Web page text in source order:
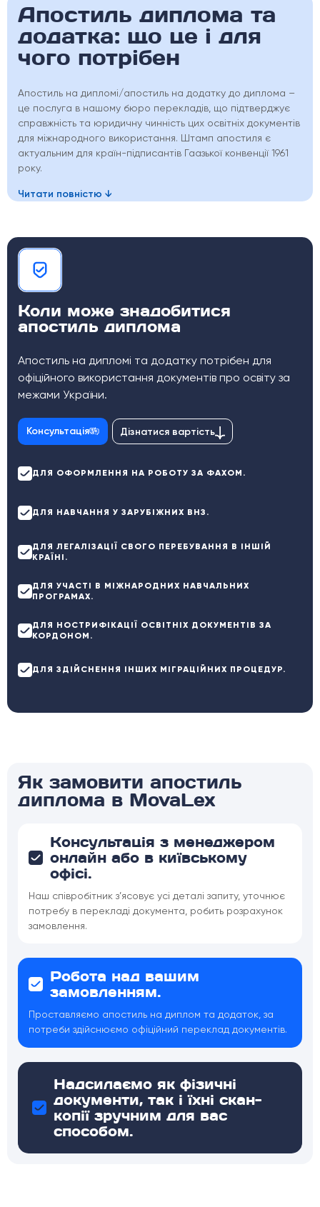
Апостиль диплома та
додатка: що це і для
чого потрібен
Апостиль на дипломі/апостиль на додатку до диплома –
це послуга в нашому бюро перекладів, що підтверджує
справжність та юридичну чинність цих освітніх документів
для міжнародного використання. Штамп апостиля є
актуальним для країн-підписантів Гаазької конвенції 1961
року.
Читати повністю
Коли може знадобитися
апостиль диплома
Апостиль на дипломі та додатку потрібен для
офіційного використання документів про освіту за
межами України.
Консультація Дізнатися вартість
ДЛЯ ОФОРМЛЕННЯ НА РОБОТУ ЗА ФАХОМ.
ДЛЯ НАВЧАННЯ У ЗАРУБІЖНИХ ВНЗ.
ДЛЯ ЛЕГАЛІЗАЦІЇ СВОГО ПЕРЕБУВАННЯ В ІНШІЙ
КРАЇНІ.
ДЛЯ УЧАСТІ В МІЖНАРОДНИХ НАВЧАЛЬНИХ
ПРОГРАМАХ.
ДЛЯ НОСТРИФІКАЦІЇ ОСВІТНІХ ДОКУМЕНТІВ ЗА
КОРДОНОМ.
ДЛЯ ЗДІЙСНЕННЯ ІНШИХ МІГРАЦІЙНИХ ПРОЦЕДУР.
Як замовити апостиль
диплома в MovaLex
Консультація з менеджером
онлайн або в київському
офісі.
Наш співробітник з’ясовує усі деталі запиту, уточнює
потребу в перекладі документа, робить розрахунок
замовлення.
Робота над вашим
замовленням.
Проставляємо апостиль на диплом та додаток, за
потреби здійснюємо офіційний переклад документів.
Надсилаємо як фізичні
документи, так і їхні скан-
копії зручним для вас
способом.